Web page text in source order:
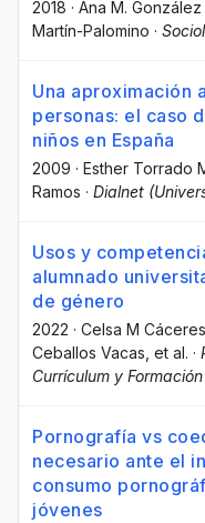
2018 · Ana M. González
Martín-Palomino ·
Una aproximación
personas: el caso
niños en España
2009 · Esther Torrado
Ramos · Dialnet
Usos y
alumnado
de género
2022 · Celsa M
Ceballos Vacas , et al. ·
Currículum y
Pornografía vs
necesario ante el
consumo
jóvenes